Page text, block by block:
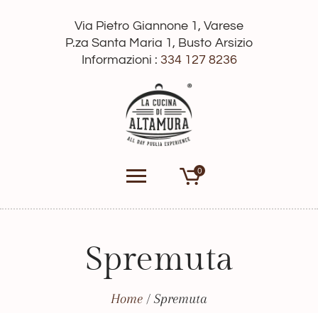
Via Pietro Giannone 1, Varese
P.za Santa Maria 1, Busto Arsizio
Informazioni : 334 127 8236
0
Spremuta
Home /Spremuta